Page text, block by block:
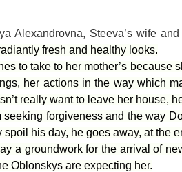
Alexandrovna, Steeva’s wife
fresh and healthy looks.
to take to her mother’s
her actions in the way which
really want to leave her house,
seeking forgiveness and the way
his day, he goes away, at the
a groundwork for the arrival of
Oblonskys are expecting her.